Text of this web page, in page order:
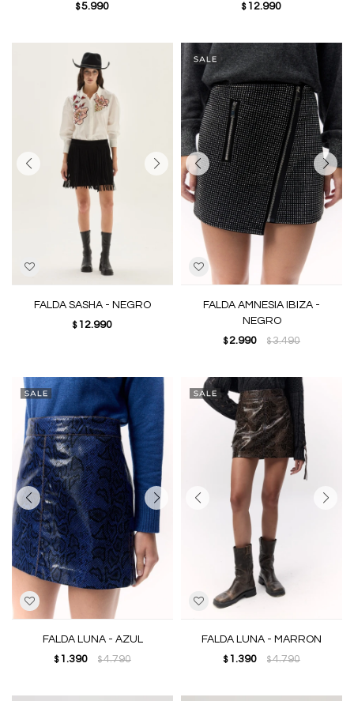
$5.990 $ 12.990
FALDA SASHA - NEGRO
$ 12.990
FALDA AMNESIA IBIZA -
NEGRO
$ 2.990 $3.490
FALDA LUNA - AZUL
$ 1.390 $4.790
FALDA LUNA - MARRON
$ 1.390 $4.790